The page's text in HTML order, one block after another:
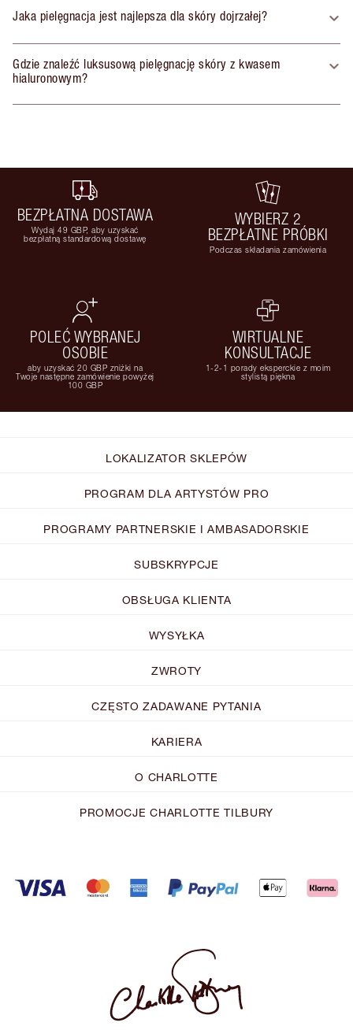
Jaka pielęgnacja jest najlepsza dla skóry dojrzałej?
Gdzie znaleźć luksusową pielęgnację skóry z kwasem
hialuronowym?
BEZPŁATNA DOSTAWA
Wydaj 49 GBP, aby uzyskać
bezpłatną standardową dostawę
WYBIERZ 2
BEZPŁATNE PRÓBKI
Podczas składania zamówienia
POLEĆ WYBRANEJ
OSOBIE
aby uzyskać 20 GBP zniżki na
Twoje następne zamówienie powyżej
100 GBP
WIRTUALNE
KONSULTACJE
1-2-1 porady eksperckie z moim
stylistą piękna
LOKALIZATOR SKLEPÓW
PROGRAM DLA ARTYSTÓW PRO
PROGRAMY PARTNERSKIE I AMBASADORSKIE
SUBSKRYPCJE
OBSŁUGA KLIENTA
WYSYŁKA
ZWROTY
CZĘSTO ZADAWANE PYTANIA
KARIERA
O CHARLOTTE
PROMOCJE CHARLOTTE TILBURY